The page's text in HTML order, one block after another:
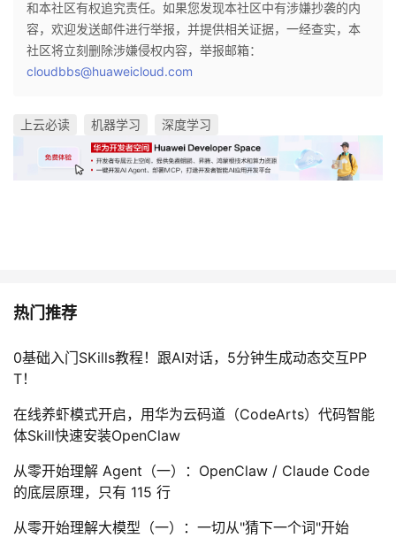
和本社区有权追究责任。如果您发现本社区中有涉嫌抄袭的内
容，欢迎发送邮件进行举报，并提供相关证据，一经查实，本
社区将立刻删除涉嫌侵权内容，举报邮箱：
cloudbbs@huaweicloud.com
上云必读 机器学习 深度学习
热门推荐
0基础入门SKills教程！跟AI对话，5分钟生成动态交互PP
T！
在线养虾模式开启，用华为云码道（CodeArts）代码智能
体Skill快速安装OpenClaw
从零开始理解 Agent（一）：OpenClaw / Claude Code
的底层原理，只有 115 行
从零开始理解大模型（一）：一切从"猜下一个词"开始